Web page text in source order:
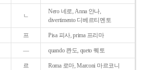
ㄴ
Nero 네로, Anna 안나,
divertimento 디베르티멘토
프 Pisa 피사, prima 프리마
― quando 콴도, queto 퀘토
르 Roma 로마, Marconi 마르코니